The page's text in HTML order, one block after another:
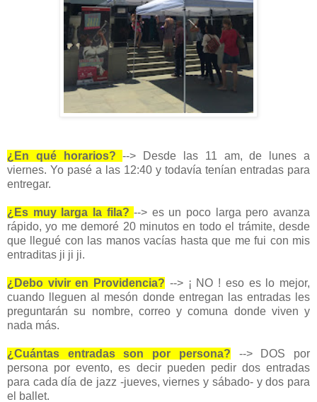
¿En qué horarios?--> Desde las 11 am, de lunes a
viernes. Yo pasé a las 12:40 y todavía tenían entradas para
entregar.
¿Es muy larga la fila?--> es un poco larga pero avanza
rápido, yo me demoré 20 minutos en todo el trámite, desde
que llegué con las manos vacías hasta que me fui con mis
entraditas ji ji ji.
¿Debo vivir en Providencia? --> ¡ NO ! eso es lo mejor,
cuando lleguen al mesón donde entregan las entradas les
preguntarán su nombre, correo y comuna donde viven y
nada más.
¿Cuántas entradas son por persona? --> DOS por
persona por evento, es decir pueden pedir dos entradas
para cada día de jazz -jueves, viernes y sábado- y dos para
el ballet.